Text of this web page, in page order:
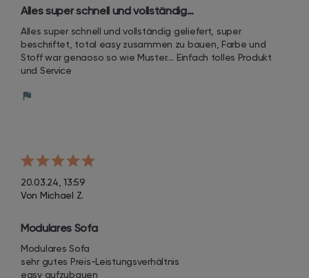
Alles super schnell und vollständig…
Alles super schnell und vollständig geliefert, super
beschriftet, total easy zusammen zu bauen, Farbe und
Stoff war genaoso so wie Muster.... Einfach tolles Produkt
und Service
20.03.24, 13:59
Von Michael Z.
Modulares Sofa
Modulares Sofa
sehr gutes Preis-Leistungsverhältnis
easy aufzubauen